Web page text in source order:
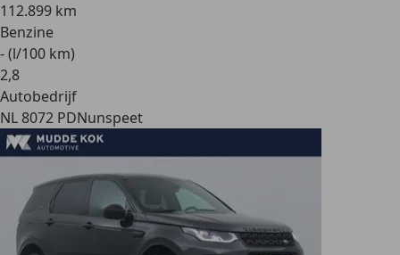
112.899 km
Benzine
- (l/100 km)
2,8
Autobedrijf
NL 8072 PDNunspeet